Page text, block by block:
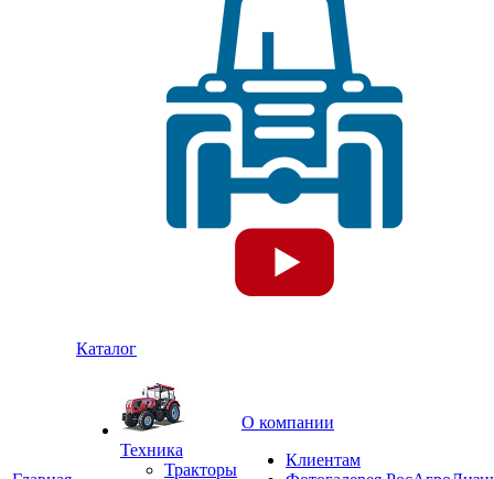
Каталог
Техника
Тракторы
О компании
Клиентам